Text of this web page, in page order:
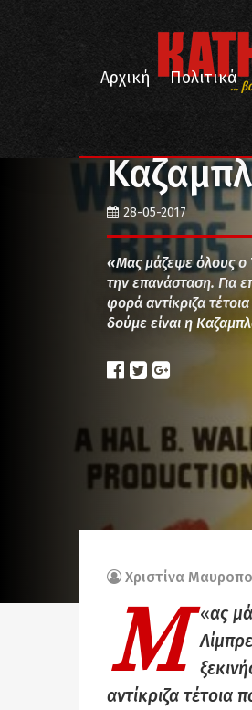
...
Αρχική
Πολιτικά
Πολιτισμός
28-05-2017
«Μας μάζεψε όλους ο
την επανάσταση. Για
φορά αντίκριζα
δούμε είναι η
Χριστίνα
«
Μ
ας
αντίκριζα τέτοια